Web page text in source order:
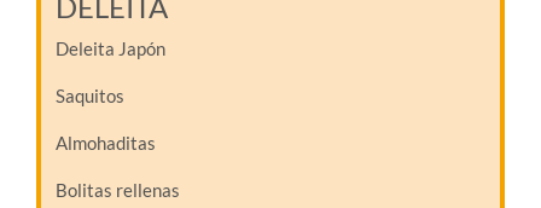
Deleita Japón
Saquitos
Almohaditas
Bolitas rellenas